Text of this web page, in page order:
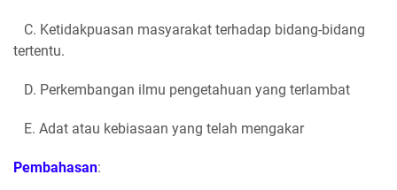
C. Ketidakpuasan masyarakat terhadap bidang-bidang
tertentu.
D. Perkembangan ilmu pengetahuan yang terlambat
E. Adat atau kebiasaan yang telah mengakar
Pembahasan: